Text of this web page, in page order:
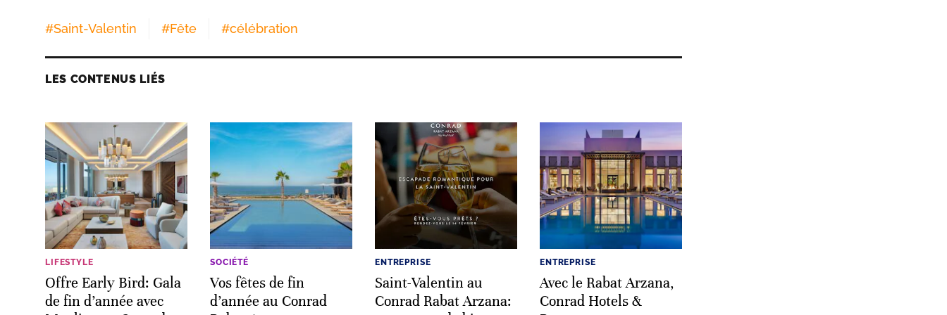
#Saint-Valentin #Fête #célébration
LES CONTENUS LIÉS
LIFESTYLE
Offre Early Bird: Gala
de fin d’année avec
SOCIÉTÉ
Vos fêtes de fin
d’année au Conrad
ENTREPRISE
Saint-Valentin au
Conrad Rabat Arzana:
ENTREPRISE
Avec le Rabat Arzana,
Conrad Hotels &